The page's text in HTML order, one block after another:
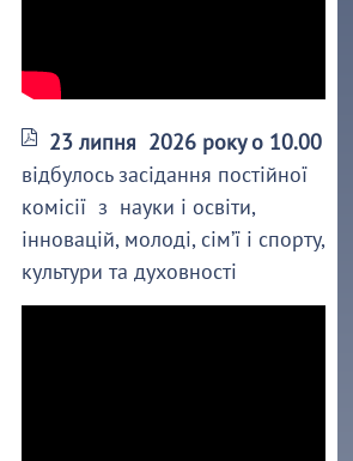
23 липня 2026 року о 10.00
відбулось засідання постійної
комісії з науки і освіти,
інновацій, молоді, сім’ї і спорту,
культури та духовності